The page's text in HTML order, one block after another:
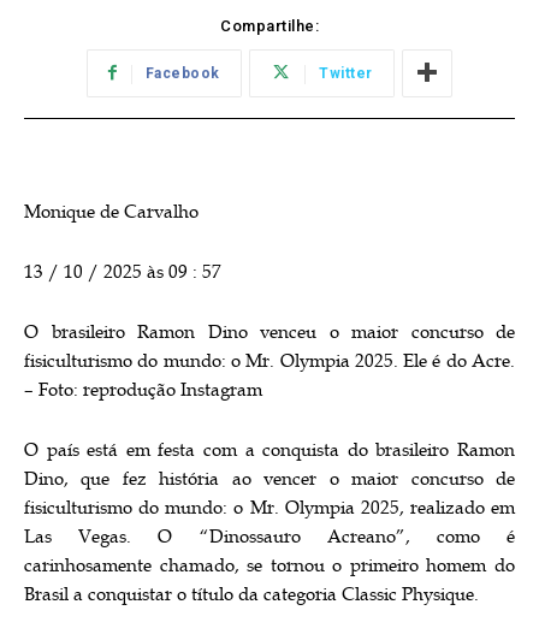
Compartilhe:
Facebook Twitter
Monique de Carvalho
13 / 10 / 2025 às 09 : 57
O brasileiro Ramon Dino venceu o maior concurso de
fisiculturismo do mundo: o Mr. Olympia 2025. Ele é do Acre.
– Foto: reprodução Instagram
O país está em festa com a conquista do brasileiro Ramon
Dino, que fez história ao vencer o maior concurso de
fisiculturismo do mundo: o Mr. Olympia 2025, realizado em
Las Vegas. O “Dinossauro Acreano”, como é
carinhosamente chamado, se tornou o primeiro homem do
Brasil a conquistar o título da categoria Classic Physique.